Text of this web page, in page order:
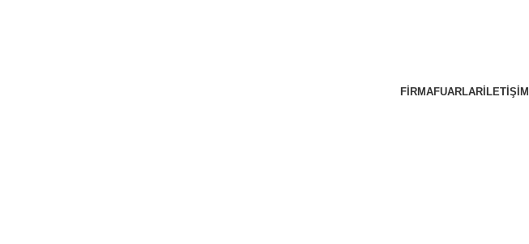
FIRMAFUARLAR İLETIŞIM